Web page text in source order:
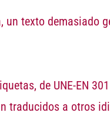
un texto demasiado
de UNE-EN
traducidos a otros